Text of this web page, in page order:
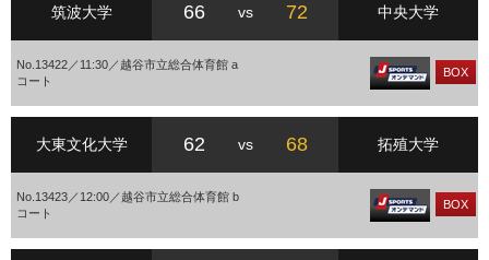
筑波大学 66 vs 72 中央大学
No.13422／11:30／越谷市立総合体育館 a
コート
BOX
大東文化大学 62 vs 68 拓殖大学
No.13423／12:00／越谷市立総合体育館 b
コート
BOX